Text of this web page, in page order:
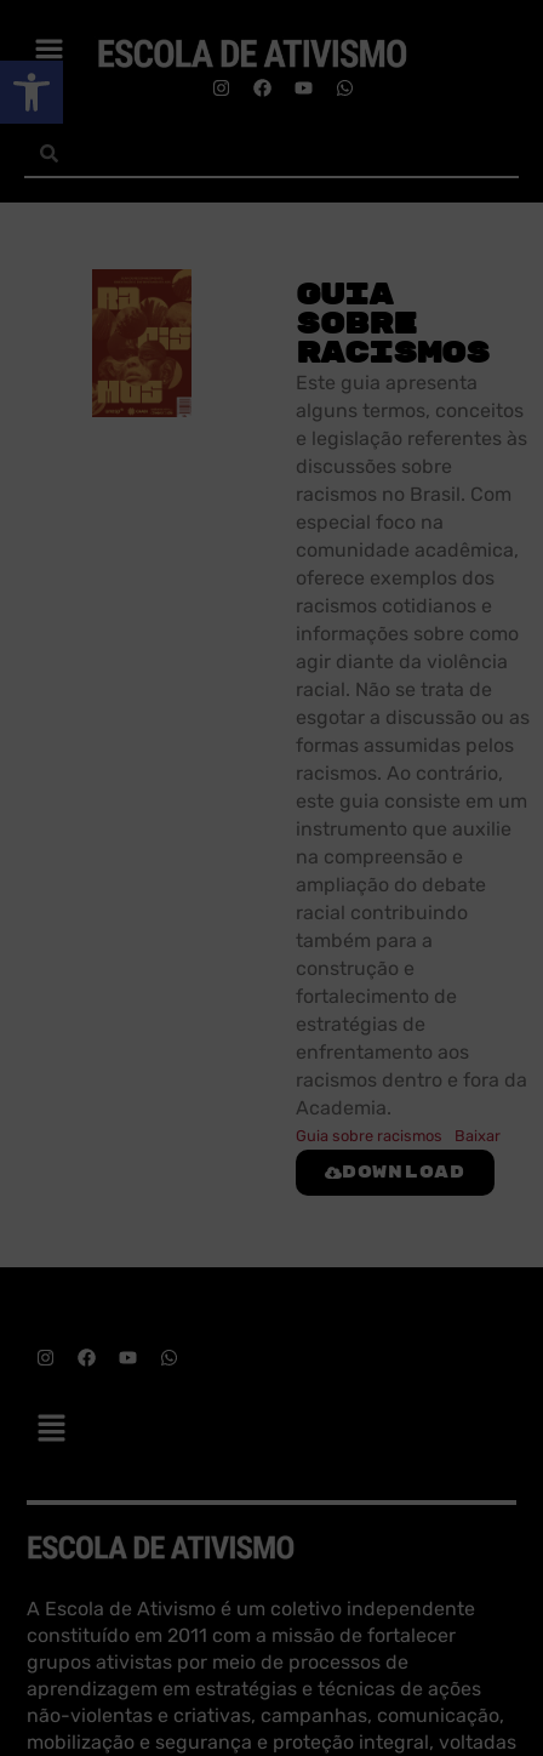
Abrir a barra de ferramentas
Guia
sobre
racismos
Este guia apresenta
alguns termos, conceitos
e legislação referentes às
discussões sobre
racismos no Brasil. Com
especial foco na
comunidade acadêmica,
oferece exemplos dos
racismos cotidianos e
informações sobre como
agir diante da violência
racial. Não se trata de
esgotar a discussão ou as
formas assumidas pelos
racismos. Ao contrário,
este guia consiste em um
instrumento que auxilie
na compreensão e
ampliação do debate
racial contribuindo
também para a
construção e
fortalecimento de
estratégias de
enfrentamento aos
racismos dentro e fora da
Academia.
Guia sobre racismos Baixar
Download
A Escola de Ativismo é um coletivo independente
constituído em 2011 com a missão de fortalecer
grupos ativistas por meio de processos de
aprendizagem em estratégias e técnicas de ações
não-violentas e criativas, campanhas, comunicação,
mobilização e segurança e proteção integral, voltadas